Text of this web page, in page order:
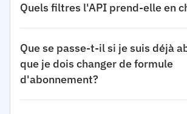
Quels filtres l'API prend-elle en
Que se passe-t-il si je suis déjà
que je dois changer de formule
d'abonnement?